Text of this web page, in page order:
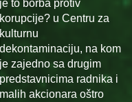
je to borba protiv
korupcije? u Centru za
kulturnu
dekontaminaciju, na kom
je zajedno sa drugim
predstavnicima radnika i
malih akcionara oštro